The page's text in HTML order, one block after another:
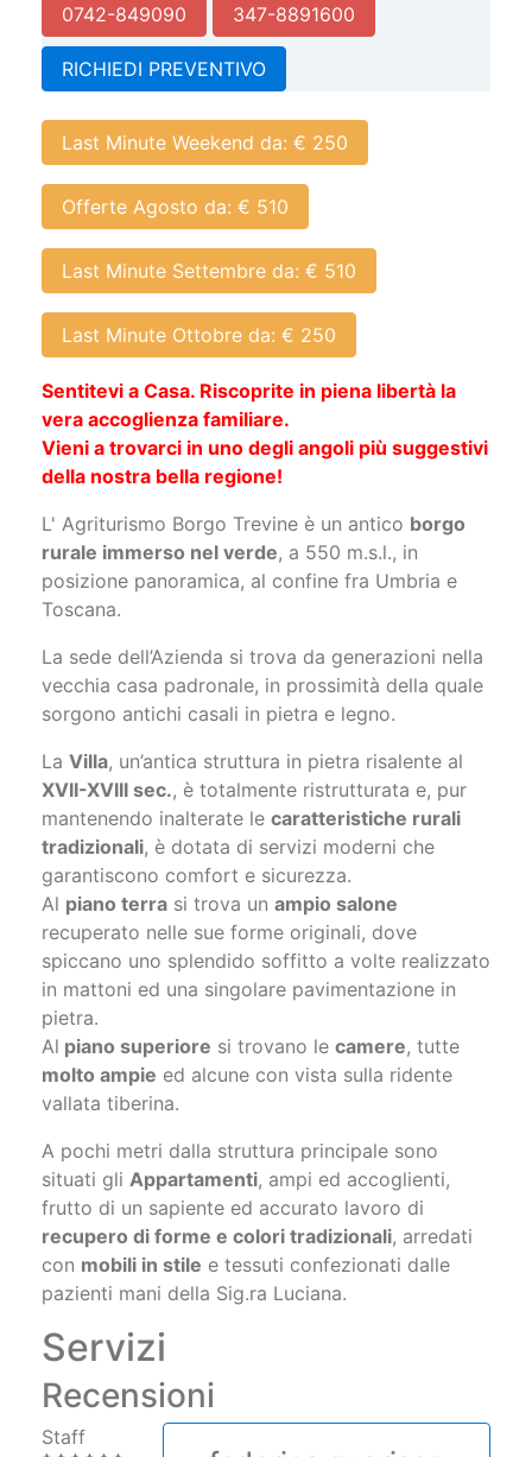
0742-849090
347-8891600
RICHIEDI PREVENTIVO
Last Minute Weekend da: € 250
Offerte Agosto da: € 510
Last Minute Settembre da: € 510
Last Minute Ottobre da: € 250
Sentitevi a Casa. Riscoprite in piena libertà la
vera accoglienza familiare.
Vieni a trovarci in uno degli angoli più suggestivi
della nostra bella regione!
L' Agriturismo Borgo Trevine è un antico borgo
rurale immerso nel verde, a 550 m.s.l., in
posizione panoramica, al confine fra Umbria e
Toscana.
La sede dell’Azienda si trova da generazioni nella
vecchia casa padronale, in prossimità della quale
sorgono antichi casali in pietra e legno.
La Villa, un’antica struttura in pietra risalente al
XVII-XVIII sec., è totalmente ristrutturata e, pur
mantenendo inalterate le caratteristiche rurali
tradizionali, è dotata di servizi moderni che
garantiscono comfort e sicurezza.
Al piano terra si trova un ampio salone
recuperato nelle sue forme originali, dove
spiccano uno splendido soffitto a volte realizzato
in mattoni ed una singolare pavimentazione in
pietra.
Al piano superiore si trovano le camere, tutte
molto ampie ed alcune con vista sulla ridente
vallata tiberina.
A pochi metri dalla struttura principale sono
situati gli Appartamenti, ampi ed accoglienti,
frutto di un sapiente ed accurato lavoro di
recupero di forme e colori tradizionali, arredati
con mobili in stile e tessuti confezionati dalle
pazienti mani della Sig.ra Luciana.
Servizi
Recensioni
Staff